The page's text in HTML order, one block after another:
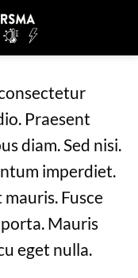
Praesent
diam. Sed nisi.
imperdiet.
Fusce
Mauris
eget nulla.